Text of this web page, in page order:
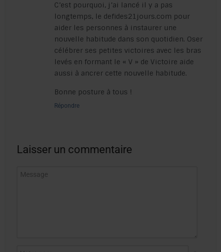
C’est pourquoi, j’ai lancé il y a pas
longtemps, le defides21jours.com pour
aider les personnes à instaurer une
nouvelle habitude dans son quotidien. Oser
célébrer ses petites victoires avec les bras
levés en formant le « V » de Victoire aide
aussi à ancrer cette nouvelle habitude.
Bonne posture à tous !
Répondre
Laisser un commentaire